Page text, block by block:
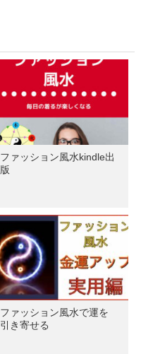
ファッション風水kindle出
版
ファッション風水で運を
引き寄せる